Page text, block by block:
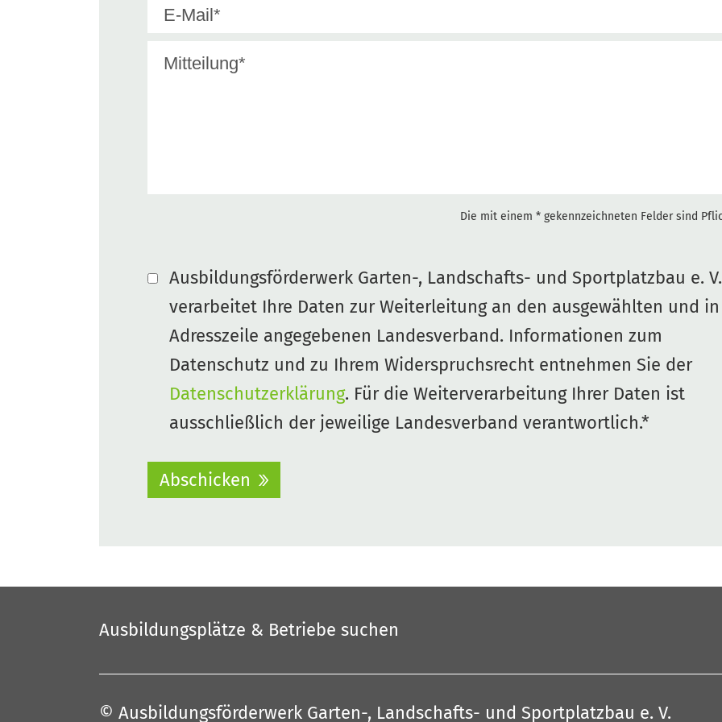
Die mit einem * gekennzeichneten Felder sind
Ausbildungsförderwerk Garten-, Landschafts- und Sportplatzbau e. V.
verarbeitet Ihre Daten zur Weiterleitung an den ausgewählten und
Adresszeile angegebenen Landesverband. Informationen zum
Datenschutz und zu Ihrem Widerspruchsrecht entnehmen Sie der
Datenschutzerklärung. Für die Weiterverarbeitung Ihrer Daten ist
ausschließlich der jeweilige Landesverband verantwortlich.*
Abschicken
Ausbildungsplätze & Betriebe suchen
© Ausbildungsförderwerk Garten-, Landschafts- und Sportplatzbau e. V.